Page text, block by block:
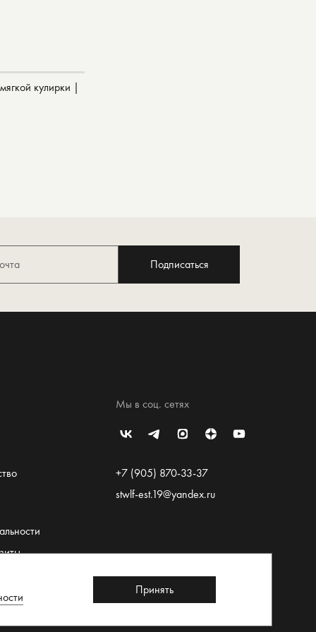
кулирки |
Подписаться
Мы в соц. сетях
+7 (905) 870-33-37
stwlf-est.19@yandex.ru
Принять